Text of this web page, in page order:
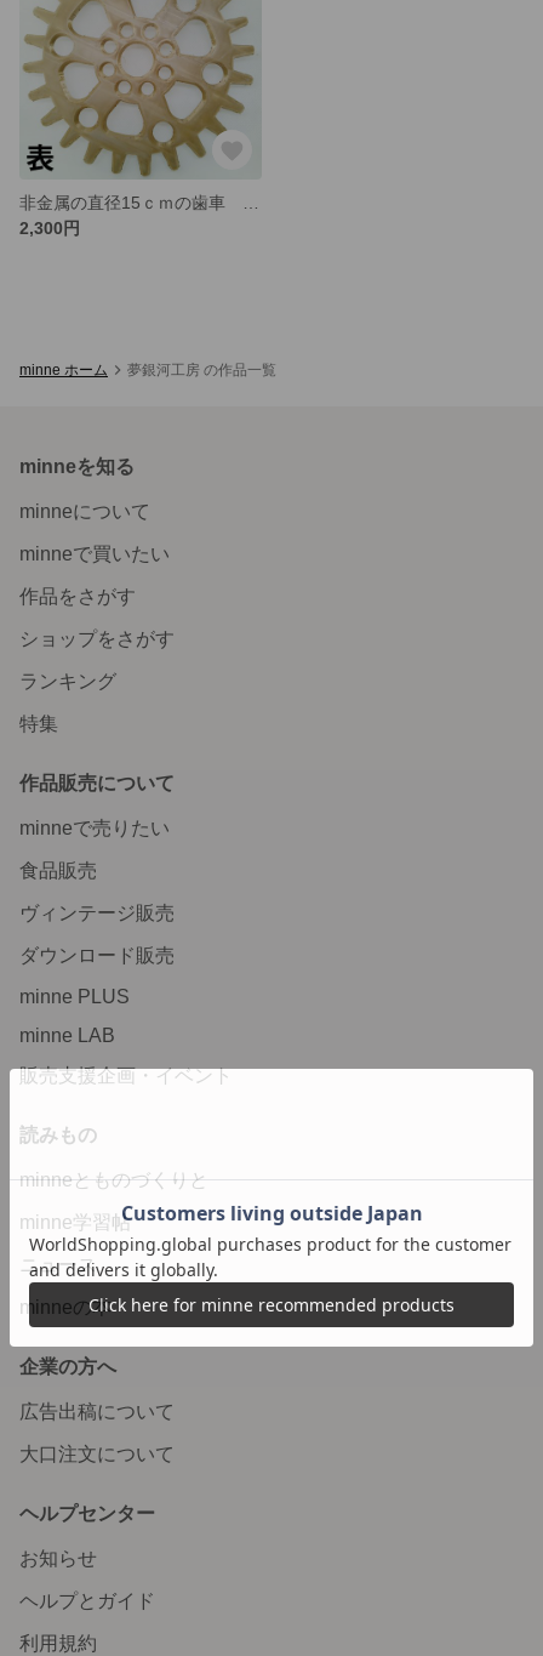
2,300円
minne ホーム 夢銀河工房 の作品一覧
minneを知る
minneについて
minneで買いたい
作品をさがす
ショップをさがす
ランキング
特集
作品販売について
minneで売りたい
食品販売
ヴィンテージ販売
ダウンロード販売
minne PLUS
minne LAB
販売支援企画・イベント
読みもの
minneとものづくりと
minne学習帖
ニュース
minneの本
企業の方へ
広告出稿について
大口注文について
ヘルプセンター
お知らせ
ヘルプとガイド
利用規約